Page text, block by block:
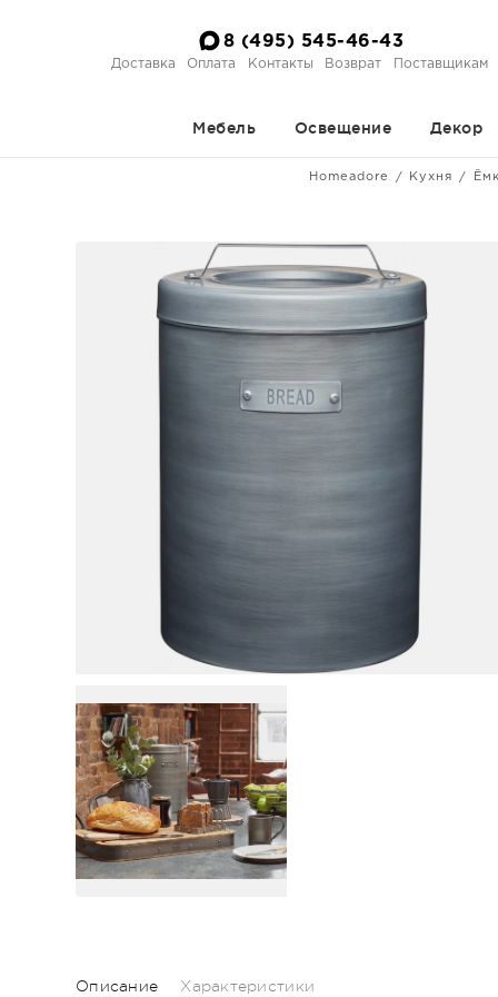
8 (495) 545-46-43
Доставка Оплата Контакты Возврат Поставщикам
Мебель Освещение Декор
Homeadore Кухня
Описание Характеристики